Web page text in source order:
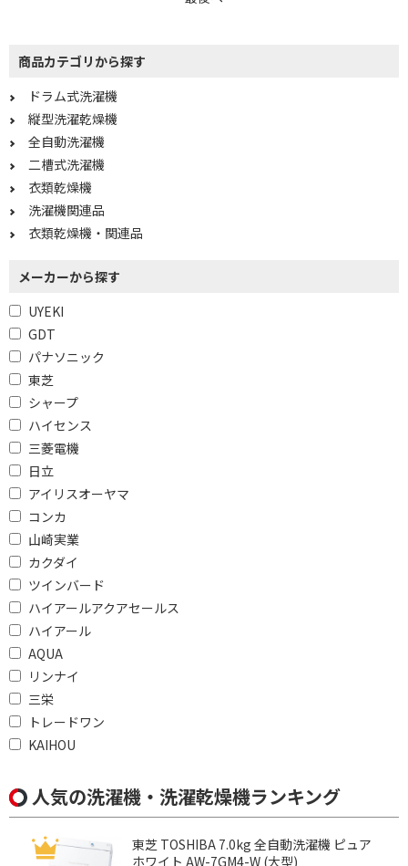
商品カテゴリから探す
ドラム式洗濯機
縦型洗濯乾燥機
全自動洗濯機
二槽式洗濯機
衣類乾燥機
洗濯機関連品
衣類乾燥機・関連品
メーカーから探す
UYEKI
GDT
パナソニック
東芝
シャープ
ハイセンス
三菱電機
日立
アイリスオーヤマ
コンカ
山崎実業
カクダイ
ツインバード
ハイアールアクアセールス
ハイアール
AQUA
リンナイ
三栄
トレードワン
KAIHOU
人気の洗濯機・洗濯乾燥機ランキング
東芝 TOSHIBA 7.0kg 全自動洗濯機 ピュア
ホワイト AW-7GM4-W (大型)